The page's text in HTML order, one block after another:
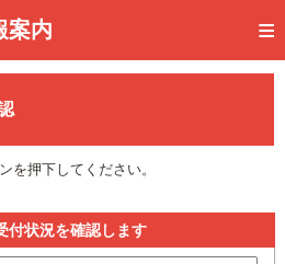
案内
を押下してください。
付状況を確認します